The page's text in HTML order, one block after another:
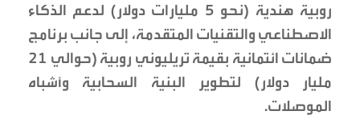
روبية هندية (نحو 5 مليارات دولار) لدعم الذكاء
الاصطناعي والتقنيات المتقدمة، إلى جانب برنامج
ضمانات ائتمانية بقيمة تريليوني روبية (حوالي 21
مليار دولار) لتطوير البنية السحابية وأشباه
الموصلات.